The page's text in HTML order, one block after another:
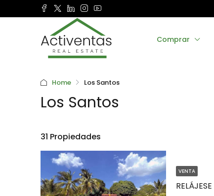
Comprar
Home Los Santos
Los Santos
31 Propiedades
VENTA